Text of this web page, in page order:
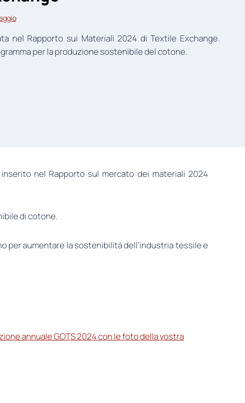
nel Rapporto sui Materiali 2024 di Textile Exchange.
per la produzione sostenibile del cotone.
nel Rapporto sul mercato dei materiali 2024
di cotone.
per aumentare la sostenibilità dell’industria tessile e
annuale GOTS 2024 con le foto della vostra